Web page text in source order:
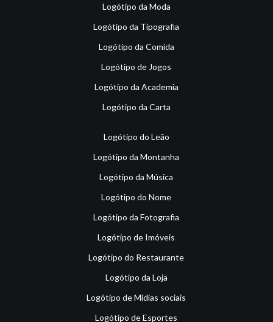
Logótipo da Moda
Logótipo da Tipografia
Logótipo da Comida
Logótipo de Jogos
Logótipo da Academia
Logótipo da Carta
Logótipo do Leão
Logótipo da Montanha
Logótipo da Música
Logótipo do Nome
Logótipo da Fotografia
Logótipo de Imóveis
Logótipo do Restaurante
Logótipo da Loja
Logótipo de Mídias sociais
Logótipo de Esportes